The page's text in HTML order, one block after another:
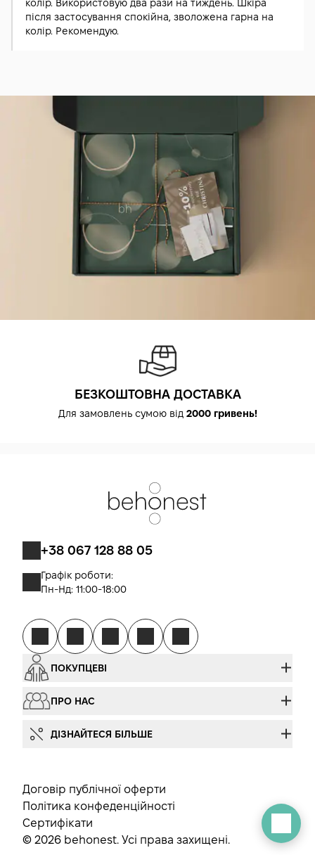
колір. Використовую два рази на тиждень. Шкіра
після застосування спокійна, зволожена гарна на
колір. Рекомендую.
БЕЗКОШТОВНА ДОСТАВКА
Для замовлень сумою від 2000 гривень!
+38 067 128 88 05
Графік роботи:
Пн-Нд: 11:00-18:00
ПОКУПЦЕВІ
ПРО НАС
ДІЗНАЙТЕСЯ БІЛЬШЕ
Договір публічної оферти
Політика конфеденційності
Сертифікати
© 2026 behonest. Усі права захищені.